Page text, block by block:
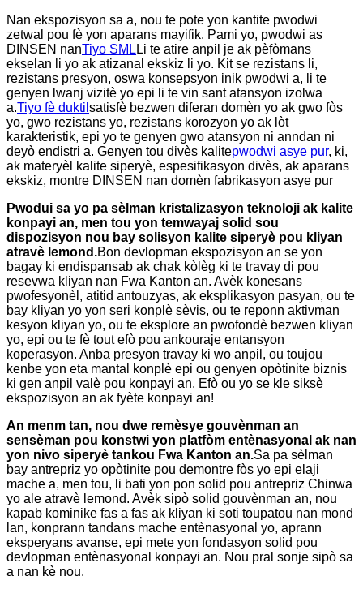
Nan ekspozisyon sa a, nou te pote yon kantite pwodwi
zetwal pou fè yon aparans mayifik. Pami yo, pwodwi as
DINSEN nanTiyo SML Li te atire anpil je ak pèfòmans
ekselan li yo ak atizanal ekskiz li yo. Kit se rezistans li,
rezistans presyon, oswa konsepsyon inik pwodwi a, li te
genyen lwanj vizitè yo epi li te vin sant atansyon izolwa
a.Tiyo fè duktil satisfè bezwen diferan domèn yo ak gwo fòs
yo, gwo rezistans yo, rezistans korozyon yo ak lòt
karakteristik, epi yo te genyen gwo atansyon ni anndan ni
deyò endistri a. Genyen tou divès kalitepwodwi asye pur, ki,
ak materyèl kalite siperyè, espesifikasyon divès, ak aparans
ekskiz, montre DINSEN nan domèn fabrikasyon asye pur
Pwodui sa yo pa sèlman kristalizasyon teknoloji ak kalite
konpayi an, men tou yon temwayaj solid sou
dispozisyon nou bay solisyon kalite siperyè pou kliyan
atravè lemond.Bon devlopman ekspozisyon an se yon
bagay ki endispansab ak chak kòlèg ki te travay di pou
resevwa kliyan nan Fwa Kanton an. Avèk konesans
pwofesyonèl, atitid antouzyas, ak eksplikasyon pasyan, ou te
bay kliyan yo yon seri konplè sèvis, ou te reponn aktivman
kesyon kliyan yo, ou te eksplore an pwofondè bezwen kliyan
yo, epi ou te fè tout efò pou ankouraje entansyon
koperasyon. Anba presyon travay ki wo anpil, ou toujou
kenbe yon eta mantal konplè epi ou genyen opòtinite biznis
ki gen anpil valè pou konpayi an. Efò ou yo se kle siksè
ekspozisyon an ak fyète konpayi an!
An menm tan, nou dwe remèsye gouvènman an
sensèman pou konstwi yon platfòm entènasyonal ak nan
yon nivo siperyè tankou Fwa Kanton an.Sa pa sèlman
bay antrepriz yo opòtinite pou demontre fòs yo epi elaji
mache a, men tou, li bati yon pon solid pou antrepriz Chinwa
yo ale atravè lemond. Avèk sipò solid gouvènman an, nou
kapab kominike fas a fas ak kliyan ki soti toupatou nan mond
lan, konprann tandans mache entènasyonal yo, aprann
eksperyans avanse, epi mete yon fondasyon solid pou
devlopman entènasyonal konpayi an. Nou pral sonje sipò sa
a nan kè nou.